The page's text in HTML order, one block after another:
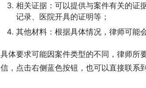
相关证据：可以提供与案件有关的证
记录、医院开具的证明等；
其他材料：根据具体情况，律师可能
具体要求可能因案件类型的不同，律师所
信，点击右侧蓝色按钮，也可以直接联系